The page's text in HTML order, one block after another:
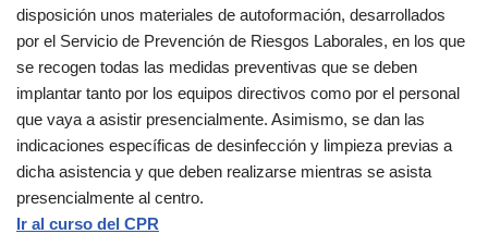
disposición unos materiales de autoformación, desarrollados
por el Servicio de Prevención de Riesgos Laborales, en los que
se recogen todas las medidas preventivas que se deben
implantar tanto por los equipos directivos como por el personal
que vaya a asistir presencialmente. Asimismo, se dan las
indicaciones específicas de desinfección y limpieza previas a
dicha asistencia y que deben realizarse mientras se asista
presencialmente al centro.
Ir al curso del CPR